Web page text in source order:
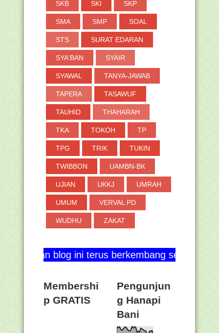
SKB SKI SKP
SMA SMP SOAL
STS SURAT EDARAN
SYA'BAN SYAIR
SYAWAL TANYA-JAWAB
TAPERA TASAWUF
TAUHID THAHARAH
TKA TOKOH TP
TPG TRIK TUKIN
TWIBBON UAMBN-BK
UJIAN UKKJ UMRAH
UMUM VERVAL PD
WUDHU ZAKAT
ini terus berkembang serta berguna
Membershi
p GRATIS
Pengunjun
g Hanapi
Bani